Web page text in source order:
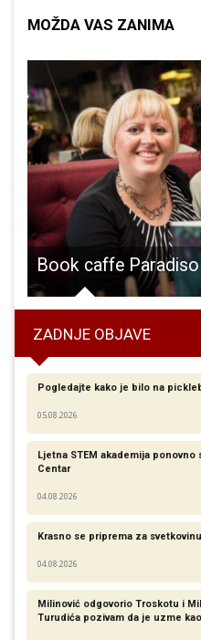
MOŽDA VAS ZANIMA
ZADNJE OBJAVE
Pogledajte kako je bilo na
05.08.2026
Ljetna STEM akademija
Centar
04.08.2026
Krasno se priprema za
04.08.2026
Milinović odgovorio Troskotu i
Turudića pozivam da je uzme